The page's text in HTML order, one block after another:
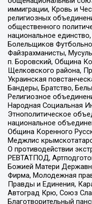
иммиграции, Кровь и
религиозных
общественного
национальное
Болельщиков
Файзрахманисты,
п. Боровский, Община
Щелковского района,
Украинская
Бандеры, Братство,
Религиозное
Народная Социальная
Этнополитическое
национальное
Община Коренного
Меджлис
О противодействии
РЕВТАТПОД,
Божией Матери
Фирма, Молодежная
Правды и Единения,
Автоград Крю, Союз
Благотворительный